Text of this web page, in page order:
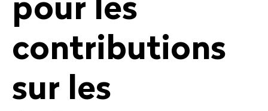
pour les
contributions
sur les